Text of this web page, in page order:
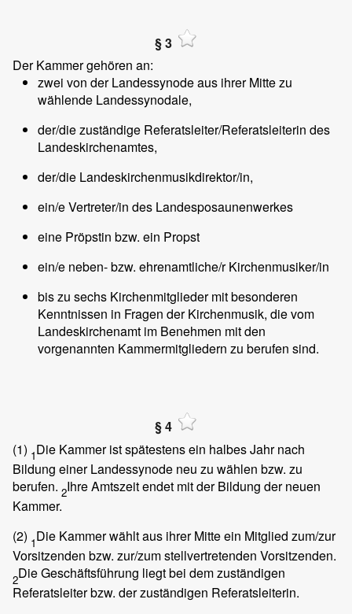
§ 3
Der Kammer gehören an:
zwei von der Landessynode aus ihrer Mitte zu
wählende Landessynodale,
der/die zuständige Referatsleiter/Referatsleiterin des
Landeskirchenamtes,
der/die Landeskirchenmusikdirektor/in,
ein/e Vertreter/in des Landesposaunenwerkes
eine Pröpstin bzw. ein Propst
ein/e neben- bzw. ehrenamtliche/r Kirchenmusiker/in
bis zu sechs Kirchenmitglieder mit besonderen
Kenntnissen in Fragen der Kirchenmusik, die vom
Landeskirchenamt im Benehmen mit den
vorgenannten Kammermitgliedern zu berufen sind.
§ 4
(1) 1Die Kammer ist spätestens ein halbes Jahr nach
Bildung einer Landessynode neu zu wählen bzw. zu
berufen. 2Ihre Amtszeit endet mit der Bildung der neuen
Kammer.
(2) 1Die Kammer wählt aus ihrer Mitte ein Mitglied zum/zur
Vorsitzenden bzw. zur/zum stellvertretenden Vorsitzenden.
2Die Geschäftsführung liegt bei dem zuständigen
Referatsleiter bzw. der zuständigen Referatsleiterin.